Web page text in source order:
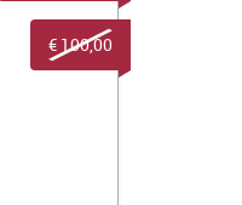
€ 100,00